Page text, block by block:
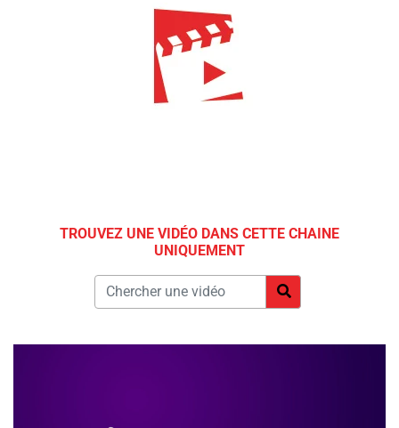
TROUVEZ UNE VIDÉO DANS CETTE CHAINE
UNIQUEMENT